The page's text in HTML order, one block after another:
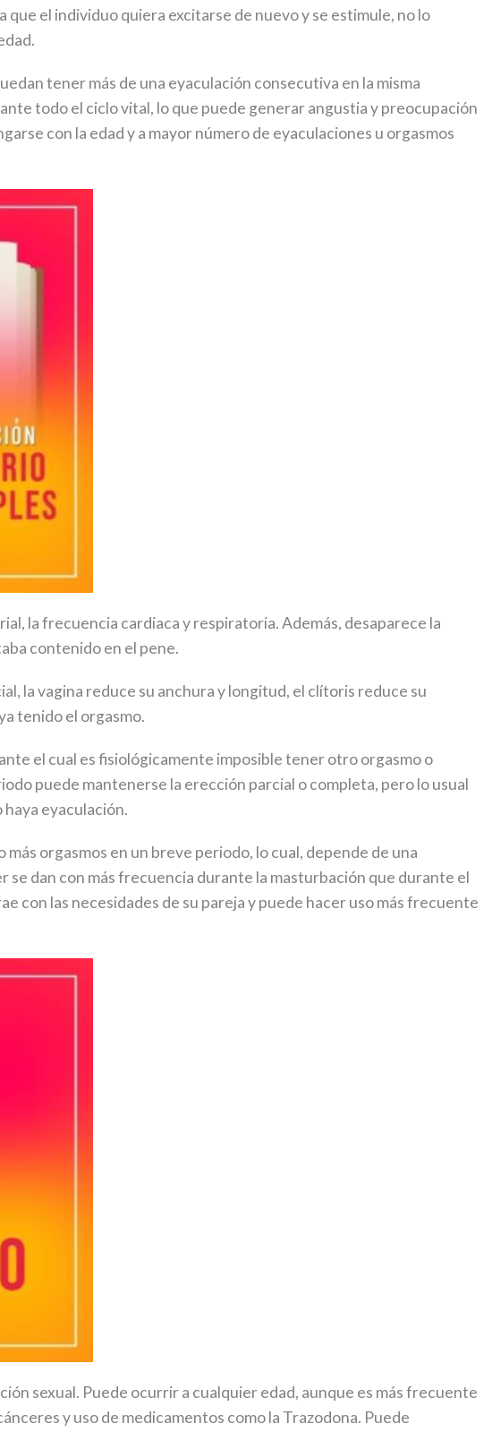
el individuo quiera excitarse de nuevo y se estimule, no lo
tener más de una eyaculación consecutiva en la misma
todo el ciclo vital, lo que puede generar angustia y preocupación
con la edad y a mayor número de eyaculaciones u orgasmos
la frecuencia cardiaca y respiratoria. Además, desaparece la
contenido en el pene.
la vagina reduce su anchura y longitud, el clítoris reduce su
tenido el orgasmo.
el cual es fisiológicamente imposible tener otro orgasmo o
puede mantenerse la erección parcial o completa, pero lo usual
eyaculación.
orgasmos en un breve periodo, lo cual, depende de una
se dan con más frecuencia durante la masturbación que durante el
con las necesidades de su pareja y puede hacer uso más frecuente
sexual. Puede ocurrir a cualquier edad, aunque es más frecuente
y uso de medicamentos como la Trazodona. Puede